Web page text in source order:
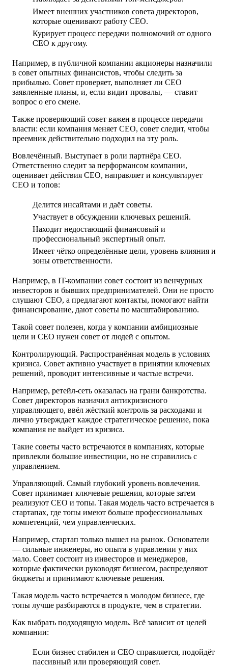
Имеет внешних участников совета директоров,
которые оценивают работу CEO.
Курирует процесс передачи полномочий от одного
CEO к другому.
Например, в публичной компании акционеры назначили
в совет опытных финансистов, чтобы следить за
прибылью. Совет проверяет, выполняет ли CEO
заявленные планы, и, если видит провалы, — ставит
вопрос о его смене.
Также проверяющий совет важен в процессе передачи
власти: если компания меняет CEO, совет следит, чтобы
преемник действительно подходил на эту роль.
Вовлечённый. Выступает в роли партнёра CEO.
Ответственно следит за перформансом компании,
оценивает действия CEO, направляет и консультирует
CEO и топов:
Делится инсайтами и даёт советы.
Участвует в обсуждении ключевых решений.
Находит недостающий финансовый и
профессиональный экспертный опыт.
Имеет чётко определённые цели, уровень влияния и
зоны ответственности.
Например, в IT-компании совет состоит из венчурных
инвесторов и бывших предпринимателей. Они не просто
слушают CEO, а предлагают контакты, помогают найти
финансирование, дают советы по масштабированию.
Такой совет полезен, когда у компании амбициозные
цели и CEO нужен совет от людей с опытом.
Контролирующий. Распространённая модель в условиях
кризиса. Совет активно участвует в принятии ключевых
решений, проводит интенсивные и частые встречи.
Например, ретейл-сеть оказалась на грани банкротства.
Совет директоров назначил антикризисного
управляющего, ввёл жёсткий контроль за расходами и
лично утверждает каждое стратегическое решение, пока
компания не выйдет из кризиса.
Такие советы часто встречаются в компаниях, которые
привлекли большие инвестиции, но не справились с
управлением.
Управляющий. Самый глубокий уровень вовлечения.
Совет принимает ключевые решения, которые затем
реализуют CEO и топы. Такая модель часто встречается в
стартапах, где топы имеют больше профессиональных
компетенций, чем управленческих.
Например, стартап только вышел на рынок. Основатели
— сильные инженеры, но опыта в управлении у них
мало. Совет состоит из инвесторов и менеджеров,
которые фактически руководят бизнесом, распределяют
бюджеты и принимают ключевые решения.
Такая модель часто встречается в молодом бизнесе, где
топы лучше разбираются в продукте, чем в стратегии.
Как выбрать подходящую модель. Всё зависит от целей
компании:
Если бизнес стабилен и CEO справляется, подойдёт
пассивный или проверяющий совет.